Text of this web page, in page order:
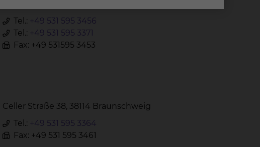
Tel.: +49 531 595 3456
Tel.: +49 531 595 3371
Fax: +49 531595 3453
Celler Straße 38, 38114 Braunschweig
Tel.: +49 531 595 3364
Fax: +49 531 595 3461